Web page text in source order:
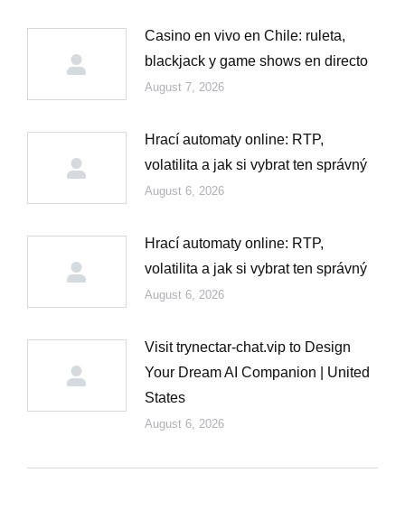
Casino en vivo en Chile: ruleta,
blackjack y game shows en directo
August 7, 2026
Hrací automaty online: RTP,
volatilita a jak si vybrat ten správný
August 6, 2026
Hrací automaty online: RTP,
volatilita a jak si vybrat ten správný
August 6, 2026
Visit trynectar-chat.vip to Design
Your Dream AI Companion | United
States
August 6, 2026